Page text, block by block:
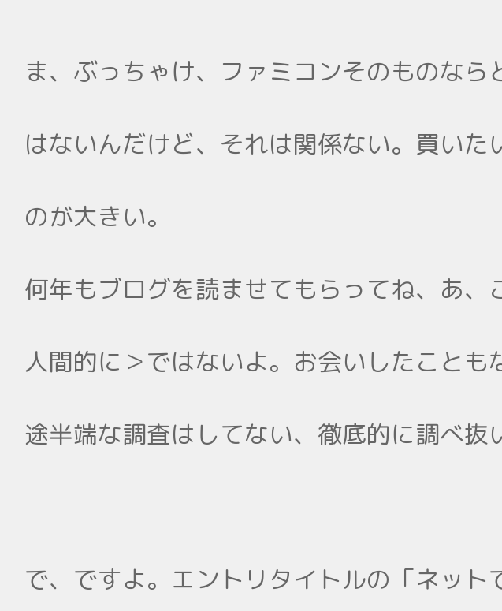
ま、ぶっちゃけ、ファミコンそのものな
はないんだけど、それは関係ない。買い
のが大きい。
何年もブログを読ませてもらってね、あ
人間的に＞ではないよ。お会いしたこと
途半端な調査はしてない、徹底的に調べ抜
で、ですよ。エントリタイトルの「ネッ